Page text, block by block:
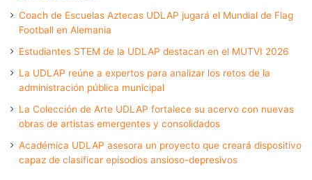
Coach de Escuelas Aztecas UDLAP jugará el Mundial de Flag
Football en Alemania
Estudiantes STEM de la UDLAP destacan en el MUTVI 2026
La UDLAP reúne a expertos para analizar los retos de la
administración pública municipal
La Colección de Arte UDLAP fortalece su acervo con nuevas
obras de artistas emergentes y consolidados
Académica UDLAP asesora un proyecto que creará dispositivo
capaz de clasificar episodios ansioso-depresivos